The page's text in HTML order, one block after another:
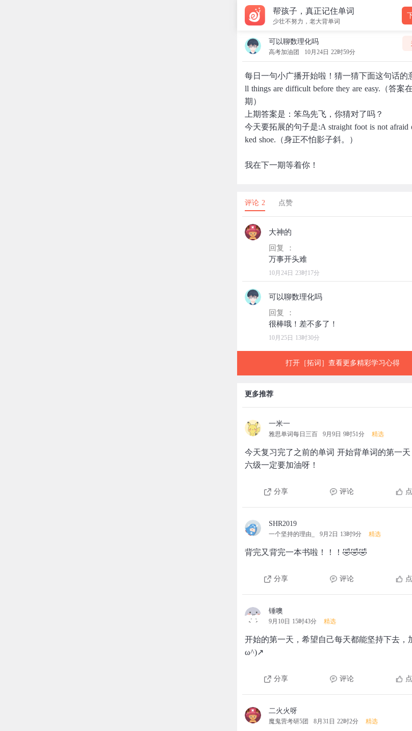
帮孩子，真正记住单词
少壮不努力，老大背单词
可以聊数理化吗
高考加油团 10月24日 22时59分
每日一句小广播开始啦！猜一猜下面这句话的
ll things are difficult before they are easy.（答案
期）
上期答案是：笨鸟先飞，你猜对了吗？
今天要拓展的句子是:A straight foot is not afraid
ked shoe.（身正不怕影子斜。）
我在下一期等着你！
评论 2 点赞
大神的
回复 ：
10月24日 23时17分
可以聊数理化吗
回复 ：
10月25日 13时30分
打开［拓词］查看更多精彩学习心得
更多推荐
一米一
雅思单词每日三百 9月9日 9时51分 精选
今天复习完了之前的单词 开始背单词的第一
六级一定要加油呀！
分享 评论
SHR2019
一个坚持的理由_ 9月2日 13时9分 精选
背完又背完一本书啦！！！🤣🤣🤣
分享 评论
锤噢
9月10日 15时43分 精选
开始的第一天，希望自己每天都能坚持下去
ω^)↗
分享 评论
二火火呀
魔鬼营考研5团 8月31日 22时2分 精选